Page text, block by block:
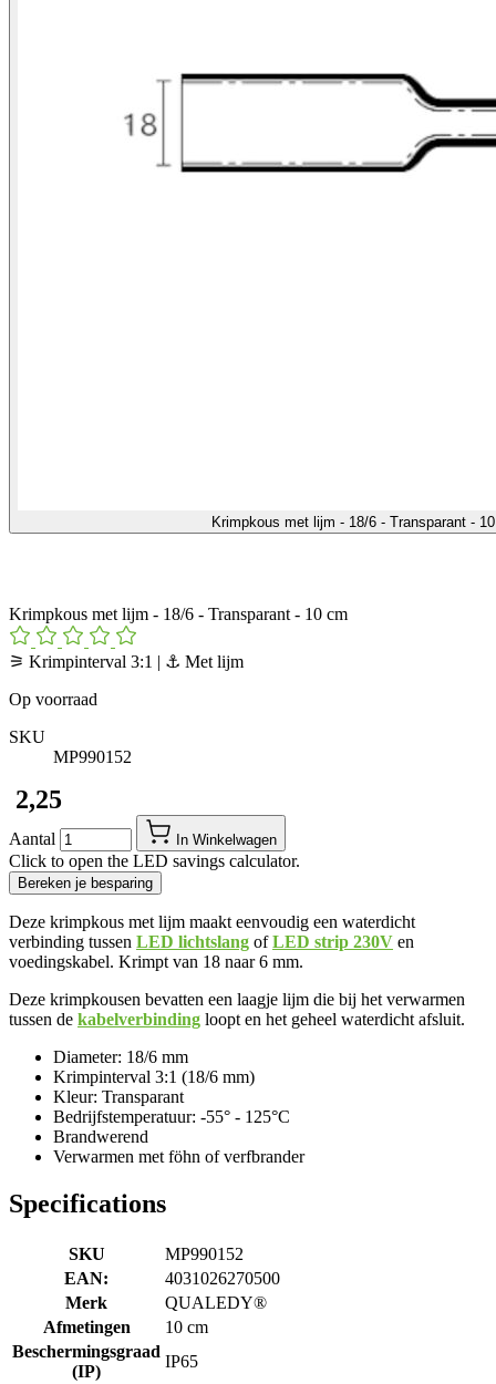
Krimpkous met lijm - 18/6 - Transparant -
Krimpkous met lijm - 18/6 - Transparant - 10 cm
⚞ Krimpinterval 3:1 | ⚓ Met lijm
Op voorraad
SKU
MP990152
​ 2,25
Aantal In Winkelwagen
Click to open the LED savings calculator.
Bereken je besparing
Deze krimpkous met lijm maakt eenvoudig een waterdicht
verbinding tussen LED lichtslang ofLED strip 230V en
voedingskabel. Krimpt van 18 naar 6 mm.
Deze krimpkousen bevatten een laagje lijm die bij het verwarmen
tussen de kabelverbinding loopt en het geheel waterdicht afsluit.
Diameter: 18/6 mm
Krimpinterval 3:1 (18/6 mm)
Kleur: Transparant
Bedrijfstemperatuur: -55° - 125°C
Brandwerend
Verwarmen met föhn of verfbrander
Specifications
SKU
MP990152
EAN:
4031026270500
Merk
QUALEDY®
Afmetingen
10 cm
Beschermingsgraad
(IP)
IP65